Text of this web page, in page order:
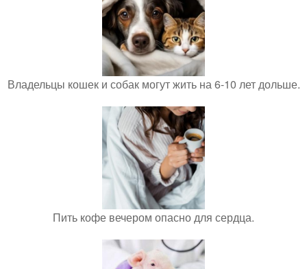
Владельцы кошек и собак могут жить на 6-10 лет дольше.
Пить кофе вечером опасно для сердца.